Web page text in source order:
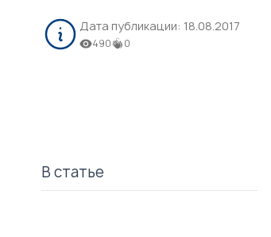
Дата публикации: 18.08.2017
490 0
В статье